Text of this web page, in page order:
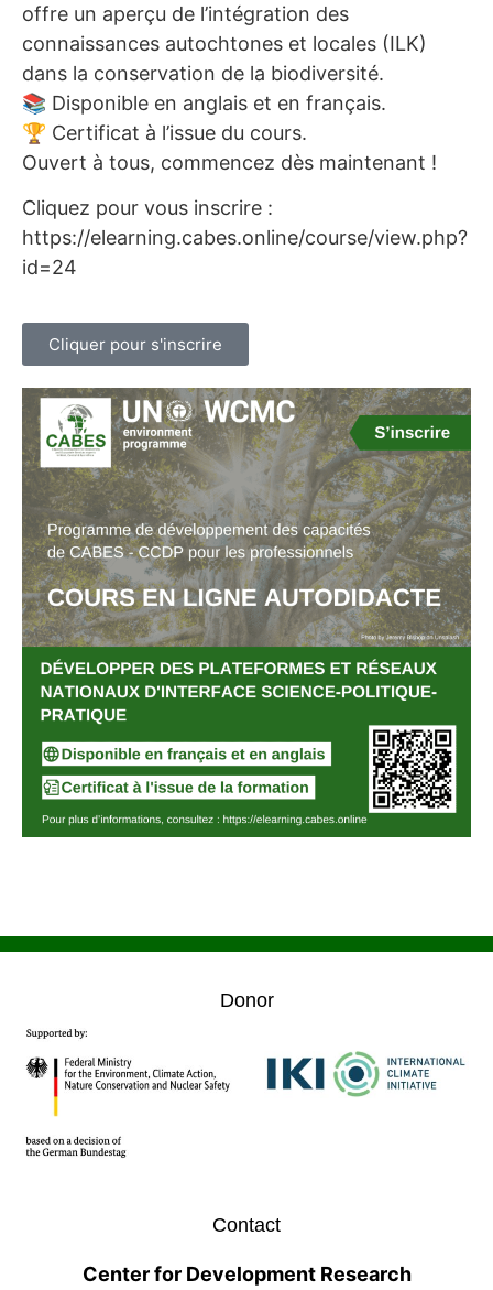
offre un aperçu de l’intégration des
connaissances autochtones et locales (ILK)
dans la conservation de la biodiversité.
📚 Disponible en anglais et en français.
🏆 Certificat à l’issue du cours.
Ouvert à tous, commencez dès maintenant !
Cliquez pour vous inscrire :
https://elearning.cabes.online/course/view.php?
id=24
Cliquer pour s'inscrire
Donor
Contact
Center for Development Research